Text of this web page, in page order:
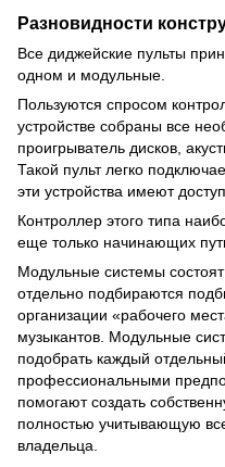
Разновидности
Все диджейские пульты
одном и модульные.
Пользуются спросом
устройстве собраны все
проигрыватель дисков,
Такой пульт легко
эти устройства имеют
Контроллер этого типа
еще только начинающих
Модульные системы
отдельно подбираются
организации «рабочего
музыкантов. Модульные
подобрать каждый
профессиональными
помогают создать
полностью учитывающую
владельца.